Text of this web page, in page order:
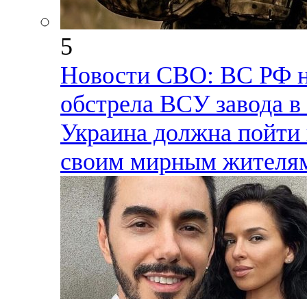
5
Новости СВО: ВС РФ
обстрела ВСУ завода
Украина должна
своим мирным